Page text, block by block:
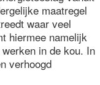
maatregel
waar veel
hiermee namelijk
in de kou. In
verhoogd